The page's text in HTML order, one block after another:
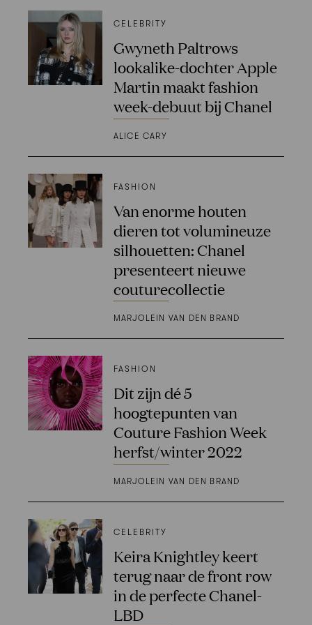
CELEBRITY
Gwyneth Paltrows
lookalike-dochter Apple
Martin maakt fashion
week-debuut bij Chanel
ALICE CARY
FASHION
Van enorme houten
dieren tot volumineuze
silhouetten: Chanel
presenteert nieuwe
couturecollectie
MARJOLEIN VAN DEN BRAND
FASHION
Dit zijn dé 5
hoogtepunten van
Couture Fashion Week
herfst/winter 2022
MARJOLEIN VAN DEN BRAND
CELEBRITY
Keira Knightley keert
terug naar de front row
in de perfecte Chanel-
LBD